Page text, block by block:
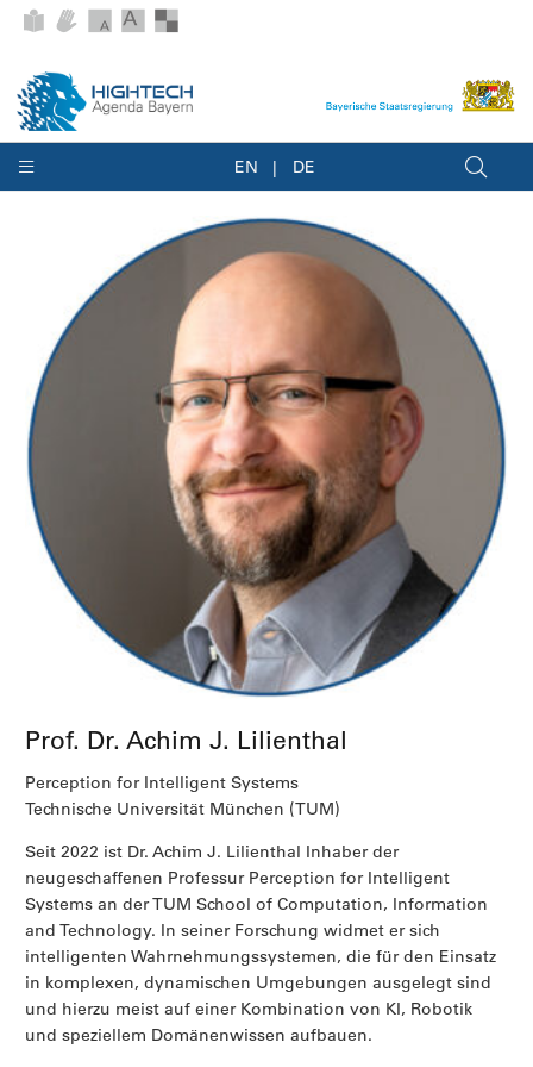
EN DE
Prof. Dr. Achim J. Lilienthal
Perception for Intelligent Systems
Technische Universität München (TUM)
Seit 2022 ist Dr. Achim J. Lilienthal Inhaber der
neugeschaffenen Professur Perception for Intelligent
Systems an der TUM School of Computation, Information
and Technology. In seiner Forschung widmet er sich
intelligenten Wahrnehmungssystemen, die für den Einsatz
in komplexen, dynamischen Umgebungen ausgelegt sind
und hierzu meist auf einer Kombination von KI, Robotik
und speziellem Domänenwissen aufbauen.